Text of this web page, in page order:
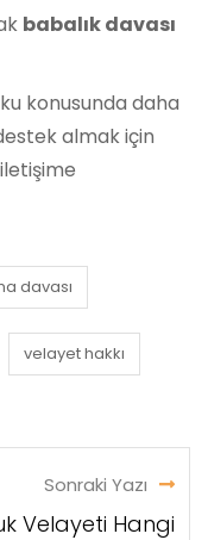
babalık davası
konusunda daha
almak için
davası
velayet hakkı
Sonraki Yazı
Velayeti Hangi